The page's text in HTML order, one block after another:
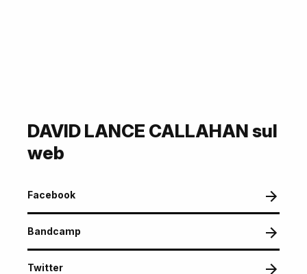
DAVID LANCE CALLAHAN sul
web
Facebook
Bandcamp
Twitter